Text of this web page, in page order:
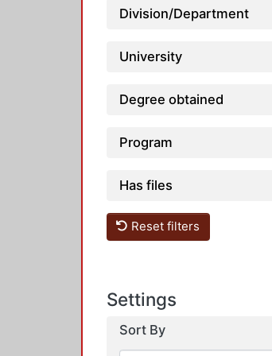
Division/Department
University
Degree obtained
Program
Has files
Reset filters
Settings
Sort By